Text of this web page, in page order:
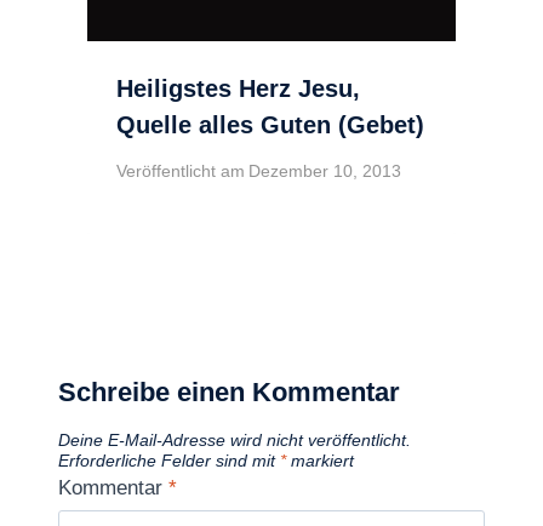
Heiligstes Herz Jesu,
Quelle alles Guten (Gebet)
Veröffentlicht am Dezember 10, 2013
Schreibe einen Kommentar
Deine E-Mail-Adresse wird nicht veröffentlicht.
Erforderliche Felder sind mit *markiert
Kommentar *